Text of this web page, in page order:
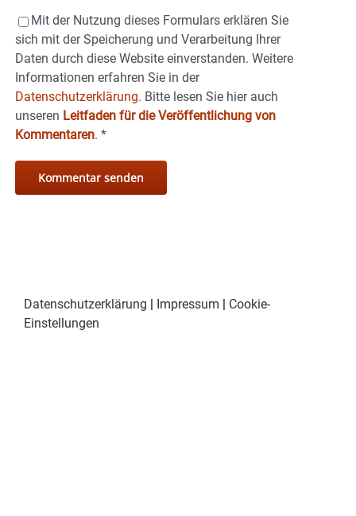
Mit der Nutzung dieses Formulars erklären Sie
sich mit der Speicherung und Verarbeitung Ihrer
Daten durch diese Website einverstanden. Weitere
Informationen erfahren Sie in der
Datenschutzerklärung. Bitte lesen Sie hier auch
unseren Leitfaden für die Veröffentlichung von
Kommentaren. *
Datenschutzerklärung Impressum
Cookie-
Einstellungen